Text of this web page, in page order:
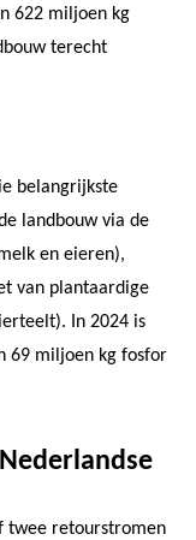
622 miljoen kg
terecht
belangrijkste
landbouw via de
en eieren),
van plantaardige
In 2024 is
69 miljoen kg fosfor
twee retourstromen